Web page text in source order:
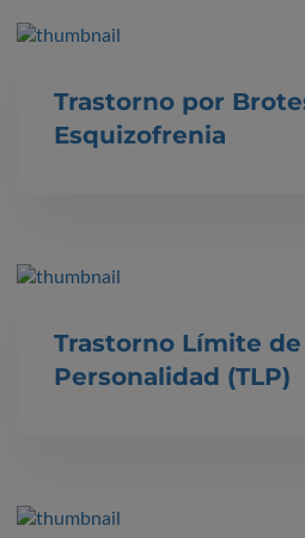
Trastorno por
Esquizofrenia
Trastorno Límite de
Personalidad (TLP)